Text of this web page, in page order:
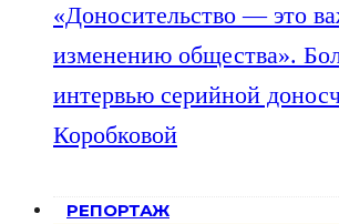
«Доносительство — это
изменению общества».
интервью серийной
Коробковой
РЕПОРТАЖ